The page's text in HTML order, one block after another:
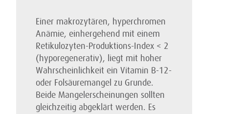
Einer makrozytären, hyperchromen
Anämie, einhergehend mit einem
Retikulozyten-Produktions-Index < 2
(hyporegenerativ), liegt mit hoher
Wahrscheinlichkeit ein Vitamin B-12-
oder Folsäuremangel zu Grunde.
Beide Mangelerscheinungen sollten
gleichzeitig abgeklärt werden. Es